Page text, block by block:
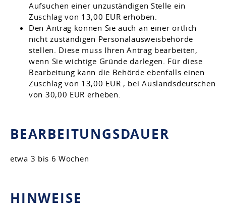
Aufsuchen einer unzuständigen Stelle ein
Zuschlag von 13,00 EUR erhoben.
Den Antrag können Sie auch an einer örtlich
nicht zuständigen Personalausweisbehörde
stellen. Diese muss Ihren Antrag bearbeiten,
wenn Sie wichtige Gründe darlegen. Für diese
Bearbeitung kann die Behörde ebenfalls einen
Zuschlag von 13,00 EUR , bei Auslandsdeutschen
von 30,00 EUR erheben.
BEARBEITUNGSDAUER
etwa 3 bis 6 Wochen
HINWEISE